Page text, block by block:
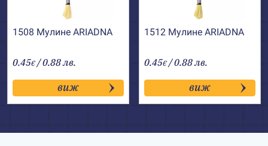
1508 Мулине АRIADNA
0.45€ / 0.88 лв.
виж
1512 Мулине АRIADNA
0.45€ / 0.88 лв.
виж